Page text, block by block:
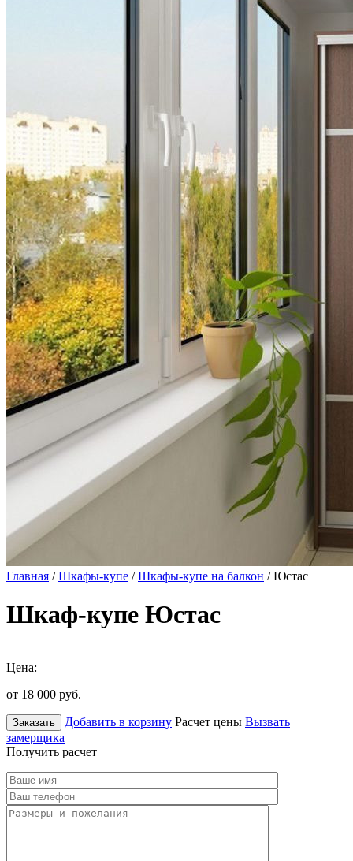
Главная /Шкафы-купе /Шкафы-купе на балкон / Юстас
Шкаф-купе Юстас
Цена:
от 18 000 руб.
Заказать Добавить в корзину Расчет цены Вызвать
замерщика
Получить расчет